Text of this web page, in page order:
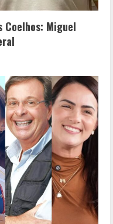
Coelhos: Miguel